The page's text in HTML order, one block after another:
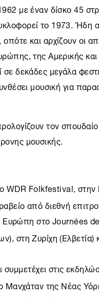
με έναν δίσκο 45
το 1973. Ήδη
και αρχίζουν οι
της Αμερικής
σε δεκάδες μεγάλα
μουσική για
τον
μουσικής.
WDR Folkfestival, στην
από διεθνή
στο Journées
στη Ζυρίχη (Ελβετία)
στις
της Νέας